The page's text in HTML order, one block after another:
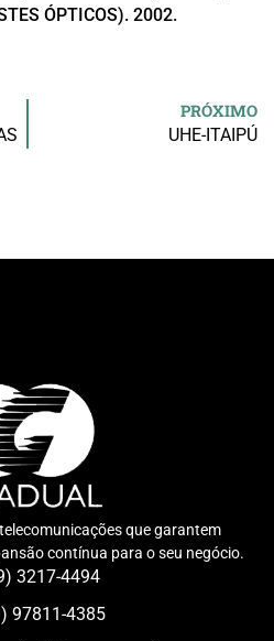
ÓPTICOS). 2002.
PRÓXIMO
UHE-ITAIPÚ
que garantem
contínua para o seu negócio.
3217-4494
97811-4385